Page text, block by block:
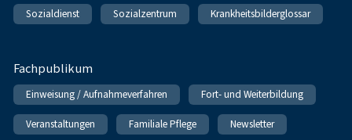
Sozialdienst Sozialzentrum Krankheitsbilderglossar
Fachpublikum
Einweisung / Aufnahmeverfahren Fort- und Weiterbildung
Veranstaltungen Familiale Pflege Newsletter